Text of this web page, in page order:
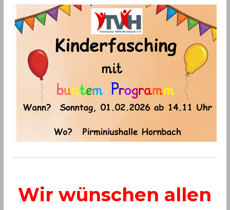
Wir wünschen allen